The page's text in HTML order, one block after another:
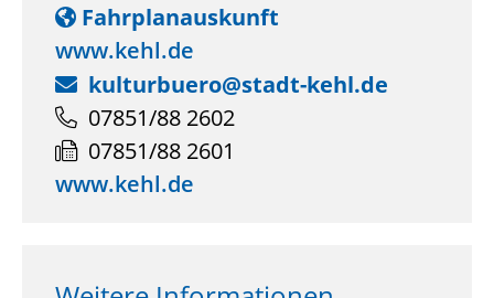
Fahrplanauskunft
www.kehl.de
kulturbuero@stadt-kehl.de
07851/88 2602
07851/88 2601
www.kehl.de